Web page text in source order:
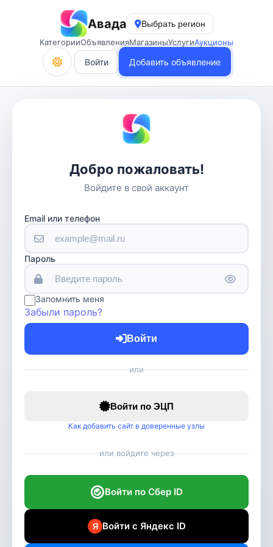
Авада
Выбрать регион
КатегорииОбъявленияМагазиныУслугиАукционы
Войти Добавить объявление
Добро пожаловать!
Войдите в свой аккаунт
Email или телефон
Пароль
Запомнить меня
Забыли пароль?
Войти
или
Войти по ЭЦП
Как добавить сайт в доверенные узлы
или войдите через
Войти по Сбер ID
Войти с Яндекс ID